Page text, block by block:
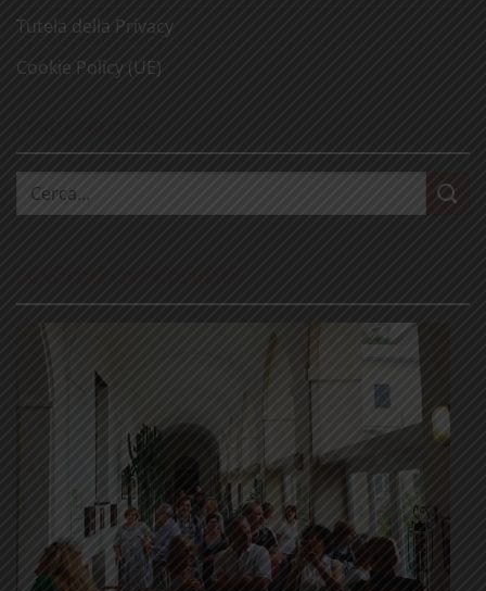
Tutela della Privacy
Cookie Policy (UE)
Cerca: